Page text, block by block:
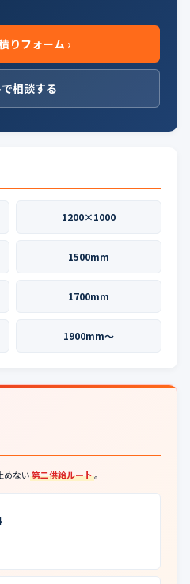
りフォーム ›
相談する
1200×1000
1500mm
1700mm
1900mm〜
めない第二供給ルート。